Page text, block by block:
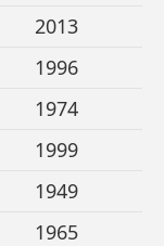
2013
1996
1974
1999
1949
1965